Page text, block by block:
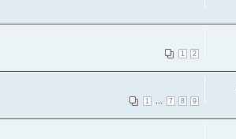
1 2
1 7 8 9